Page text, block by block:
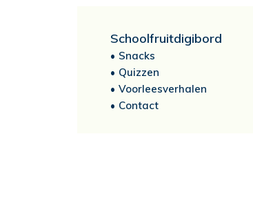
Schoolfruitdigibord
Snacks
Quizzen
Voorleesverhalen
Contact